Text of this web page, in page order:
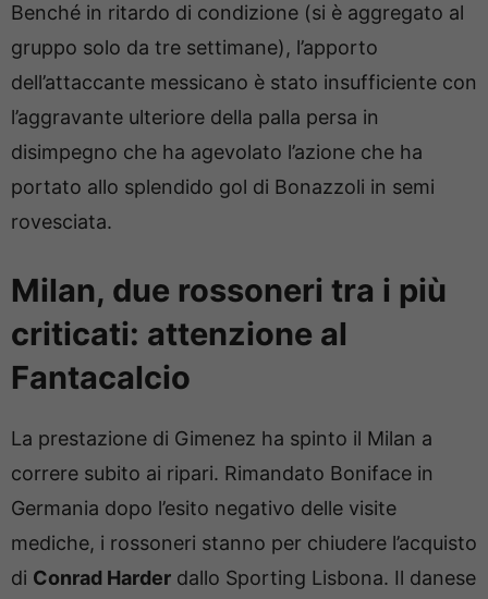
Benché in ritardo di condizione (si è aggregato al
gruppo solo da tre settimane), l’apporto
dell’attaccante messicano è stato insufficiente con
l’aggravante ulteriore della palla persa in
disimpegno che ha agevolato l’azione che ha
portato allo splendido gol di Bonazzoli in semi
rovesciata.
Milan, due rossoneri tra i più
criticati: attenzione al
Fantacalcio
La prestazione di Gimenez ha spinto il Milan a
correre subito ai ripari. Rimandato Boniface in
Germania dopo l’esito negativo delle visite
mediche, i rossoneri stanno per chiudere l’acquisto
di Conrad Harder dallo Sporting Lisbona. Il danese